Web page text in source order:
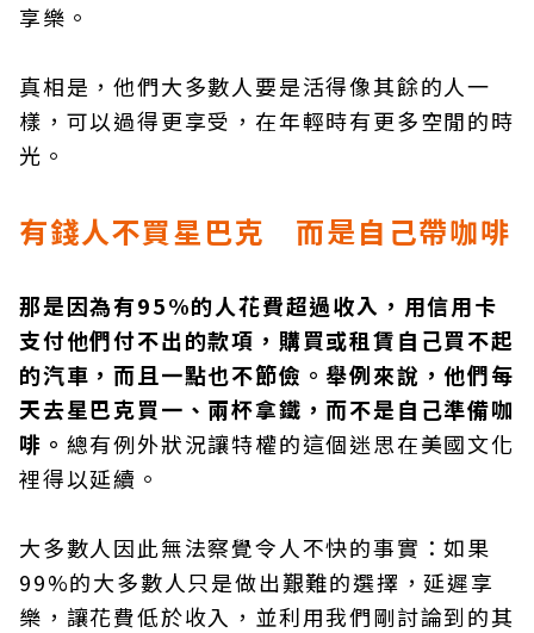
享樂。
真相是，他們大多數人要是活得像其餘的人一
樣，可以過得更享受，在年輕時有更多空閒的時
光。
有錢人不買星巴克 而是自己帶咖啡
那是因為有95%的人花費超過收入，用信用卡
支付他們付不出的款項，購買或租賃自己買不起
的汽車，而且一點也不節儉。舉例來說，他們每
天去星巴克買一、兩杯拿鐵，而不是自己準備咖
啡。 總有例外狀況讓特權的這個迷思在美國文化
裡得以延續。
大多數人因此無法察覺令人不快的事實：如果
99%的大多數人只是做出艱難的選擇，延遲享
樂，讓花費低於收入，並利用我們剛討論到的其